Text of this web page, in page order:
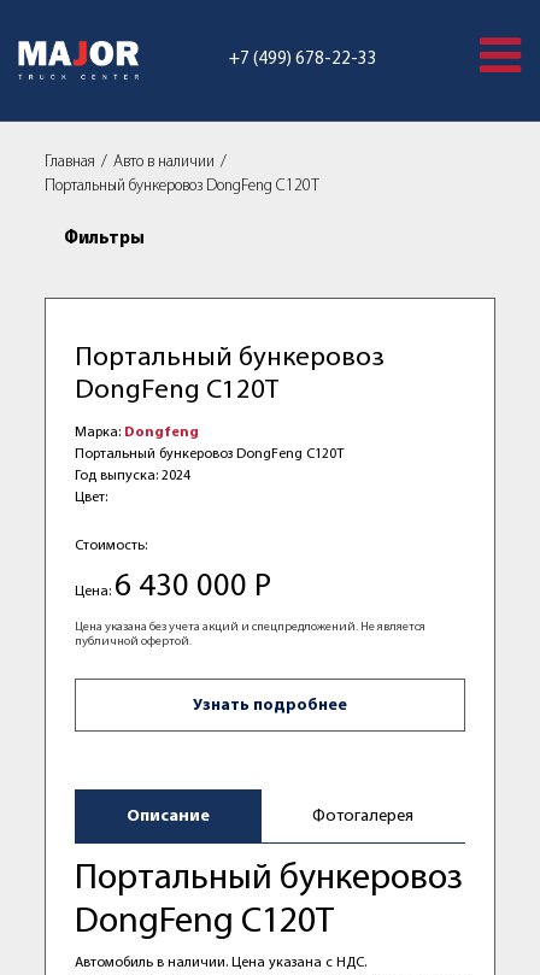
+7 (499) 678-22-33
Главная
Авто в наличии
Портальный бункеровоз DongFeng C120Т
Фильтры
Портальный бункеровоз
DongFeng C120Т
Марка: Dongfeng
Портальный бункеровоз DongFeng C120Т
Год выпуска: 2024
Цвет:
Стоимость:
Цена: 6 430 000 Р
Цена указана без учета акций и спецпредложений. Не является
публичной офертой.
Узнать подробнее
Описание Фотогалерея
Портальный бункеровоз
DongFeng C120Т
Автомобиль в наличии. Цена указана с НДС.